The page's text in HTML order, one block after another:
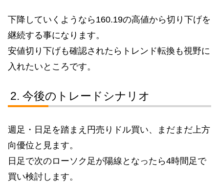
下降していくようなら160.19の高値から切り下げを
継続する事になります。
安値切り下げも確認されたらトレンド転換も視野に
入れたいところです。
今後のトレードシナリオ
週足・日足を踏まえ円売りドル買い、まだまだ上方
向優位と見ます。
日足で次のローソク足が陽線となったら4時間足で
買い検討します。